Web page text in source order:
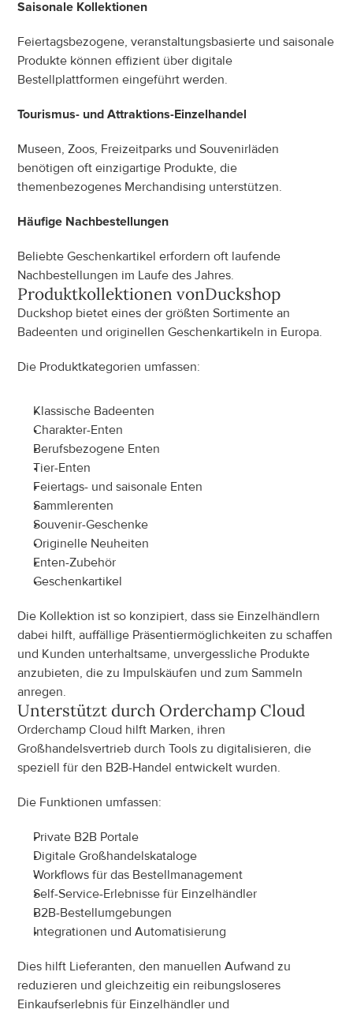
Saisonale Kollektionen
Feiertagsbezogene, veranstaltungsbasierte und saisonale
Produkte können effizient über digitale
Bestellplattformen eingeführt werden.
Tourismus- und Attraktions-Einzelhandel
Museen, Zoos, Freizeitparks und Souvenirläden
benötigen oft einzigartige Produkte, die
themenbezogenes Merchandising unterstützen.
Häufige Nachbestellungen
Beliebte Geschenkartikel erfordern oft laufende
Nachbestellungen im Laufe des Jahres.
Produktkollektionen vonDuckshop
Duckshop bietet eines der größten Sortimente an
Badeenten und originellen Geschenkartikeln in Europa.
Die Produktkategorien umfassen:
Klassische Badeenten
Charakter-Enten
Berufsbezogene Enten
Tier-Enten
Feiertags- und saisonale Enten
Sammlerenten
Souvenir-Geschenke
Originelle Neuheiten
Enten-Zubehör
Geschenkartikel
Die Kollektion ist so konzipiert, dass sie Einzelhändlern
dabei hilft, auffällige Präsentiermöglichkeiten zu schaffen
und Kunden unterhaltsame, unvergessliche Produkte
anzubieten, die zu Impulskäufen und zum Sammeln
anregen.
Unterstützt durch Orderchamp Cloud
Orderchamp Cloud hilft Marken, ihren
Großhandelsvertrieb durch Tools zu digitalisieren, die
speziell für den B2B-Handel entwickelt wurden.
Die Funktionen umfassen:
Private B2B Portale
Digitale Großhandelskataloge
Workflows für das Bestellmanagement
Self-Service-Erlebnisse für Einzelhändler
B2B-Bestellumgebungen
Integrationen und Automatisierung
Dies hilft Lieferanten, den manuellen Aufwand zu
reduzieren und gleichzeitig ein reibungsloseres
Einkaufserlebnis für Einzelhändler und